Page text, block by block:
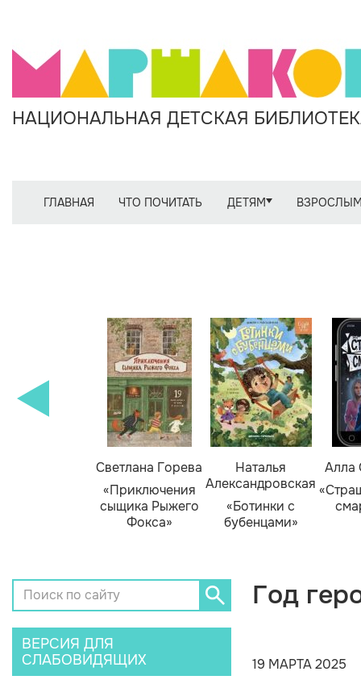
НАЦИОНАЛЬНАЯ ДЕТСКАЯ
ГЛАВНАЯ ЧТО ПОЧИТАТЬ ДЕТЯМ
Светлана Горева
«Приключения
сыщика Рыжего
Фокса»
Наталья
Александровская
«Ботинки с
бубенцами»
Алла
ВЕРСИЯ ДЛЯ
СЛАБОВИДЯЩИХ
Год
19 МАРТА 2025